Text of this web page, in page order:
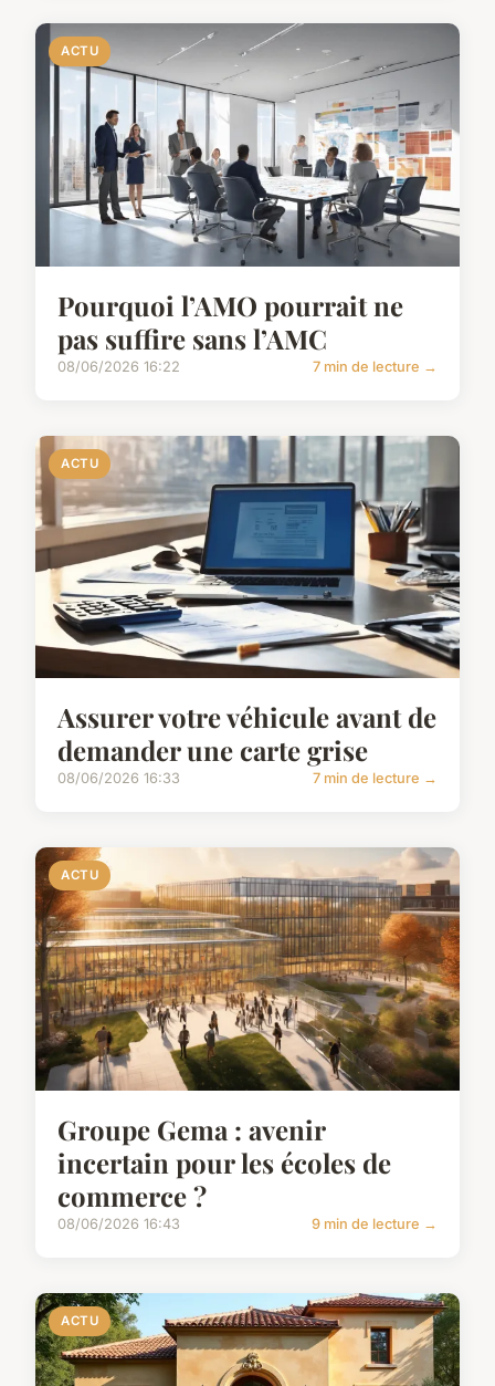
ACTU
Pourquoi l’AMO pourrait ne
pas suffire sans l’AMC
08/06/2026 16:22 7 min de lecture →
ACTU
Assurer votre véhicule avant de
demander une carte grise
08/06/2026 16:33 7 min de lecture →
ACTU
Groupe Gema : avenir
incertain pour les écoles de
commerce ?
08/06/2026 16:43 9 min de lecture →
ACTU